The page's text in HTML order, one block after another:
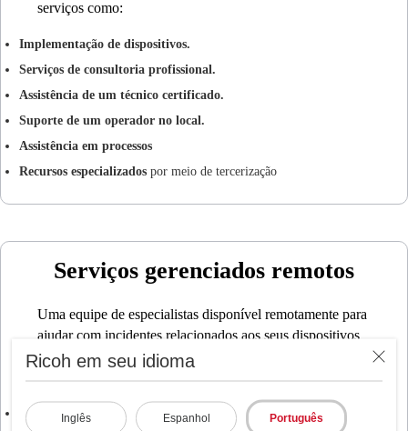
Ricoh em seu idioma
Inglês Espanhol Português
serviços como:
Implementação de dispositivos.
Serviços de consultoria profissional.
Assistência de um técnico certificado.
Suporte de um operador no local.
Assistência em processos
Recursos especializados por meio de tercerização
Serviços gerenciados remotos
Uma equipe de especialistas disponível remotamente para
ajudar com incidentes relacionados aos seus dispositivos
ou software, oferecendo assistência aos usuários por meio
de:
Centro de atendimento ao cliente: Suporte por telefone, e-mail ou